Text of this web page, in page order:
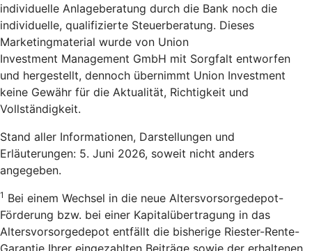
individuelle Anlageberatung durch die Bank noch die
individuelle, qualifizierte Steuerberatung. Dieses
Marketingmaterial wurde von Union
Investment Management GmbH mit Sorgfalt entworfen
und hergestellt, dennoch übernimmt Union Investment
keine Gewähr für die Aktualität, Richtigkeit und
Vollständigkeit.
Stand aller Informationen, Darstellungen und
Erläuterungen: 5. Juni 2026, soweit nicht anders
angegeben.
1 Bei einem Wechsel in die neue Altersvorsorgedepot-
Förderung bzw. bei einer Kapitalübertragung in das
Altersvorsorgedepot entfällt die bisherige Riester-Rente-
Garantie Ihrer eingezahlten Beiträge sowie der erhaltenen